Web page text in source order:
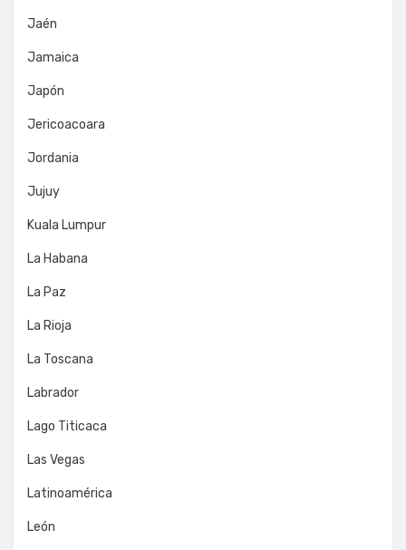
Jaén
Jamaica
Japón
Jericoacoara
Jordania
Jujuy
Kuala Lumpur
La Habana
La Paz
La Rioja
La Toscana
Labrador
Lago Titicaca
Las Vegas
Latinoamérica
León